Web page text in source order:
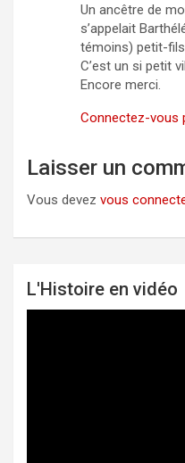
Un ancêtre de
s’appelait
témoins) petit-fils
C’est un si petit
Encore merci.
Connectez-vous
Laisser un
Vous devez vous
L'Histoire en vidéo